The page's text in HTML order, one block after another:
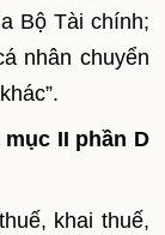
Bộ Tài chính;
nhân chuyển
II phần D
khai thuế,